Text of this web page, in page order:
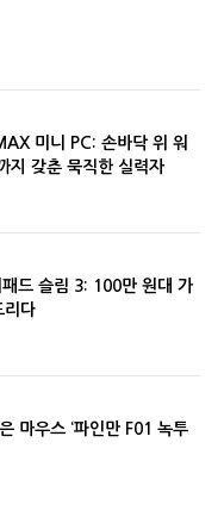
미니 PC: 손바닥 위 워
지 갖춘 묵직한 실력자
드 슬림 3: 100만 원대 가
리다
마우스 ‘파인만 F01 녹투